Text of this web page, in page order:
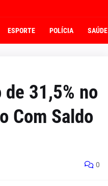
ESPORTE POLÍCIA SAÚDE
31,5% no
Com Saldo
0